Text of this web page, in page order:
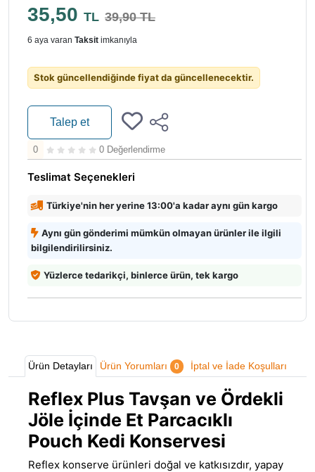
35,50 TL 39,90 TL
6 aya varan Taksit imkanıyla
Stok güncellendiğinde fiyat da güncellenecektir.
Talep et
0 0 Değerlendirme
Teslimat Seçenekleri
Türkiye'nin her yerine 13:00'a kadar aynı gün kargo
Aynı gün gönderimi mümkün olmayan ürünler ile ilgili
bilgilendirilirsiniz.
Yüzlerce tedarikçi, binlerce ürün, tek kargo
Ürün Detayları Ürün Yorumları 0 İptal ve İade Koşulları
Reflex Plus Tavşan ve Ördekli
Jöle İçinde Et Parcacıklı
Pouch Kedi Konservesi
Reflex konserve ürünleri doğal ve katkısızdır, yapay